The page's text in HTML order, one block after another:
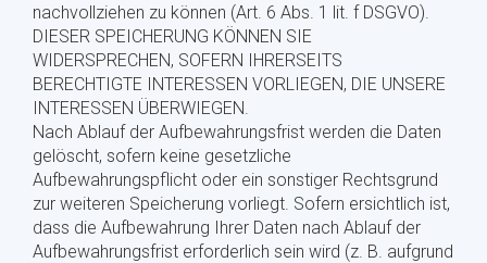
nachvollziehen zu können (Art. 6 Abs. 1 lit. f DSGVO).
DIESER SPEICHERUNG KÖNNEN SIE
WIDERSPRECHEN, SOFERN IHRERSEITS
BERECHTIGTE INTERESSEN VORLIEGEN, DIE UNSERE
INTERESSEN ÜBERWIEGEN.
Nach Ablauf der Aufbewahrungsfrist werden die Daten
gelöscht, sofern keine gesetzliche
Aufbewahrungspflicht oder ein sonstiger Rechtsgrund
zur weiteren Speicherung vorliegt. Sofern ersichtlich ist,
dass die Aufbewahrung Ihrer Daten nach Ablauf der
Aufbewahrungsfrist erforderlich sein wird (z. B. aufgrund